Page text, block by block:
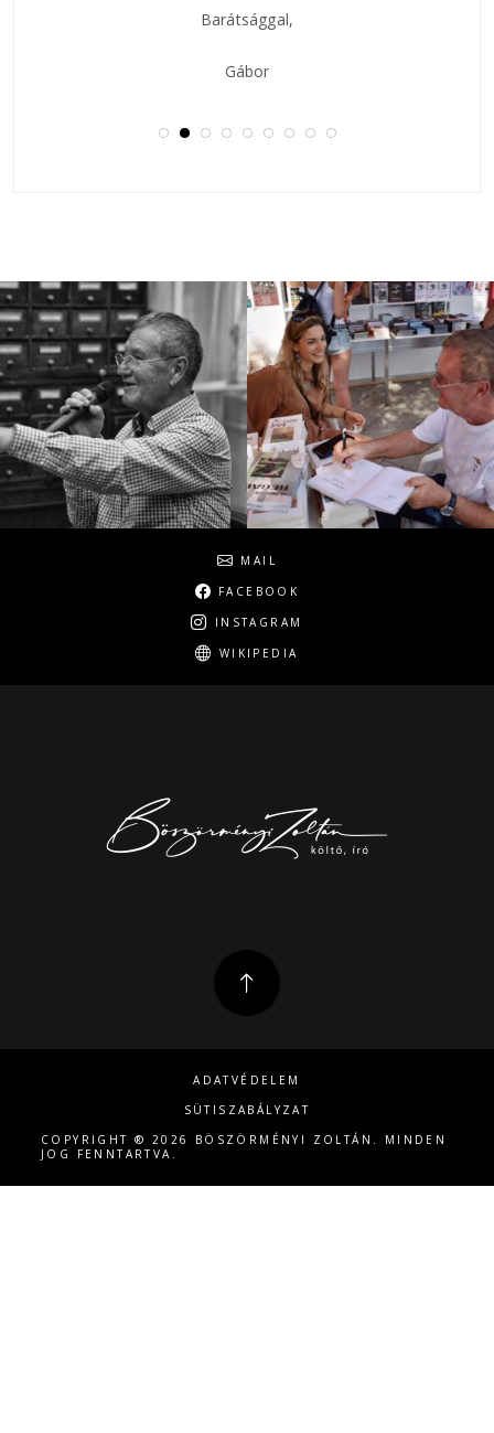
Barátsággal,
Gábor
MAIL
FACEBOOK
INSTAGRAM
WIKIPEDIA
ADATVÉDELEM
SÜTISZABÁLYZAT
COPYRIGHT ® 2026 BÖSZÖRMÉNYI ZOLTÁN. MINDEN
JOG FENNTARTVA.